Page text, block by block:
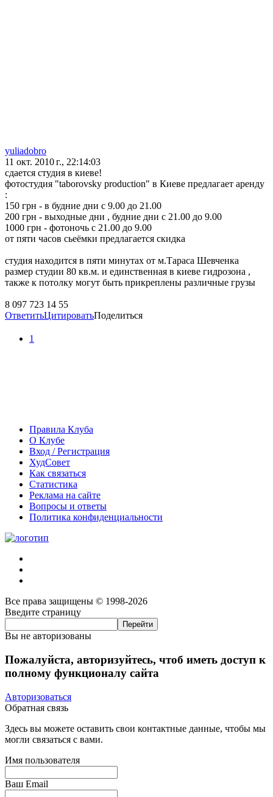
yuliadobro
11 окт. 2010 г., 22:14:03
сдается студия в киеве!
фотостудия "taborovsky production" в Киеве предлагает аренду
:
150 грн - в будние дни с 9.00 до 21.00
200 грн - выходные дни , будние дни с 21.00 до 9.00
1000 грн - фотоночь с 21.00 до 9.00
от пяти часов сьеёмки предлагается скидка
студия находится в пяти минутах от м.Тараса Шевченка
размер студии 80 кв.м. и единственная в киеве гидрозона ,
также к потолку могут быть прикреплены различные грузы
8 097 723 14 55
ОтветитьЦитироватьПоделиться
1
Правила Клуба
О Клубе
Вход / Регистрация
ХудСовет
Как связаться
Статистика
Реклама на сайте
Вопросы и ответы
Политика конфиденциальности
Все права защищены © 1998-2026
Введите страницу
Вы не авторизованы
Пожалуйста, авторизуйтесь, чтоб иметь доступ к
полному функционалу сайта
Авторизоваться
Обратная связь
Здесь вы можете оставить свои контактные данные, чтобы мы
могли связаться с вами.
Имя пользователя
Ваш Email